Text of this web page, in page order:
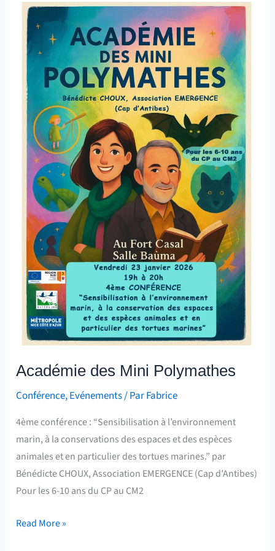
Académie des Mini Polymathes
Conférence,Evénements/ ParFabrice
4ème conférence : “Sensibilisation à l’environnement
marin, à la conservations des espaces et des espèces
animales et en particulier des tortues marines.” par
Bénédicte CHOUX, Association EMERGENCE (Cap d’Antibes)
Pour les 6-10 ans du CP au CM2
Académie
des
Mini
Polymathes
Read More »